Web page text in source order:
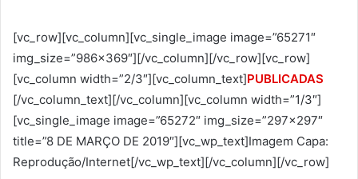
[vc_row][vc_column][vc_single_image image=”65271″
img_size=”986×369″][/vc_column][/vc_row][vc_row]
[vc_column width=”2/3″][vc_column_text]PUBLICADAS
[/vc_column_text][/vc_column][vc_column width=”1/3″]
[vc_single_image image=”65272″ img_size=”297×297″
title=”8 DE MARÇO DE 2019″][vc_wp_text]Imagem Capa:
Reprodução/Internet[/vc_wp_text][/vc_column][/vc_row]